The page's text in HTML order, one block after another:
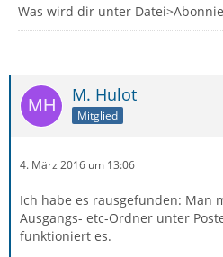
Was wird dir unter
M. Hulot
Mitglied
4. März 2016 um 13:06
Ich habe es rausgefunden: Man
Ausgangs- etc-Ordner unter
funktioniert es.